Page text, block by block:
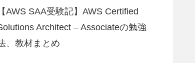
【AWS SAA受験記】AWS Certified
Architect – Associateの勉強
、教材まとめ